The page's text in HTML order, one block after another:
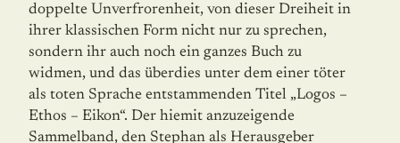
doppelte Unverfrorenheit, von dieser Dreiheit in
ihrer klassischen Form nicht nur zu sprechen,
sondern ihr auch noch ein ganzes Buch zu
widmen, und das überdies unter dem einer töter
als toten Sprache entstammenden Titel „Logos –
Ethos – Eikon“. Der hiemit anzuzeigende
Sammelband, den Stephan als Herausgeber